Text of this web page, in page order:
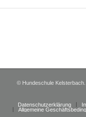
© Hundeschule
Datenschutzerklärung
Allgemeine